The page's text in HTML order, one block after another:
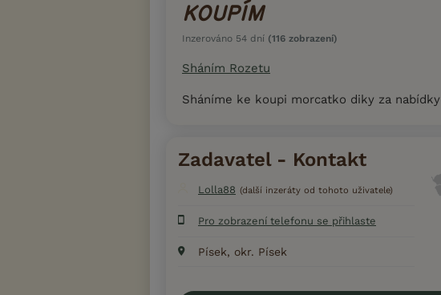
KOUPÍM
Inzerováno 54 dní (116 zobrazení)
Sháním Rozetu
Sháníme ke koupi morcatko diky za nabídky
Zadavatel - Kontakt
Lolla88 (další inzeráty od tohoto uživatele)
Pro zobrazení telefonu se přihlaste
Písek, okr. Písek